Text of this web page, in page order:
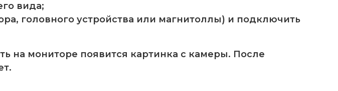
вида;
головного устройства или магнитоллы) и подключить
на мониторе появится картинка с камеры. После